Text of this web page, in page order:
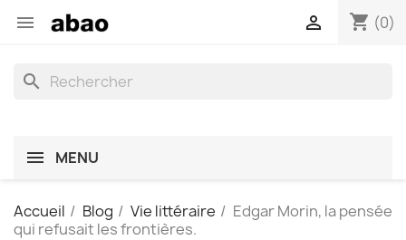
 shopping_cart (0)

search
MENU
Accueil Blog Vie littéraire
Edgar Morin, la pensée
qui refusait les frontières.